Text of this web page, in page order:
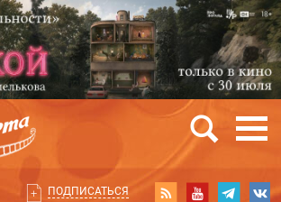
ПОДПИСАТЬСЯ